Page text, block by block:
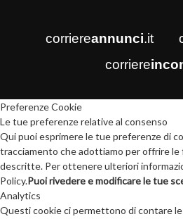
corriereannunci.it
corriere
Preferenze Cookie
Le tue preferenze relative al consenso
Qui puoi esprimere le tue preferenze di
tracciamento che adottiamo per offrire
descritte. Per ottenere ulteriori
Policy.Puoi rivedere e modificare le tue
Analytics
Questi cookie ci permettono di contare